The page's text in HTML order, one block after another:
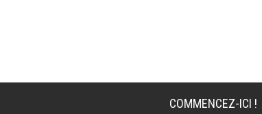
COMMENCEZ-ICI !